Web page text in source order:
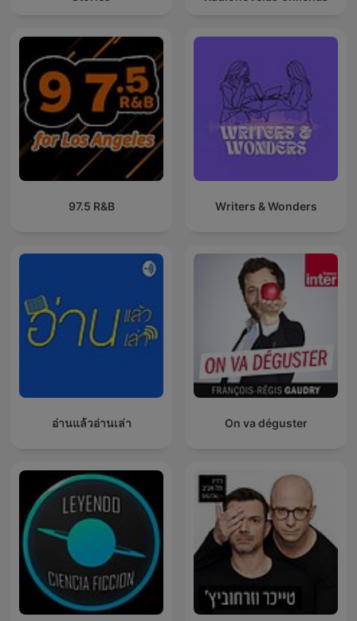
97.5 R&B Writers & Wonders
อ่านแล้วอ่านเล่า On va déguster